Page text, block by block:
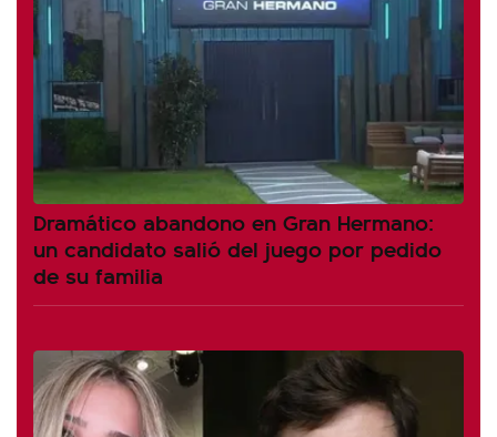
Dramático abandono en Gran Hermano:
un candidato salió del juego por pedido
de su familia